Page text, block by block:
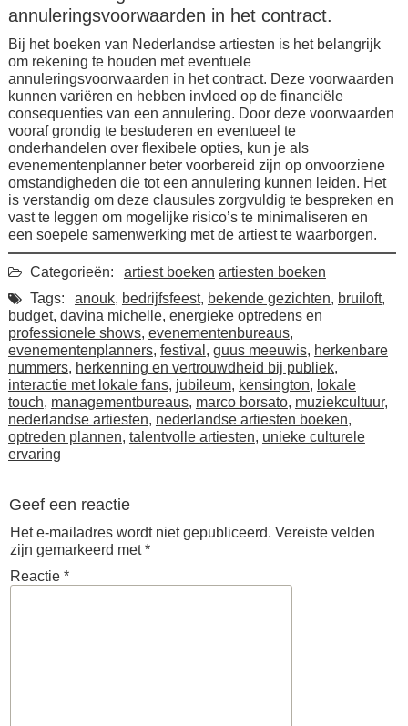
annuleringsvoorwaarden in het contract.
Bij het boeken van Nederlandse artiesten is het belangrijk
om rekening te houden met eventuele
annuleringsvoorwaarden in het contract. Deze voorwaarden
kunnen variëren en hebben invloed op de financiële
consequenties van een annulering. Door deze voorwaarden
vooraf grondig te bestuderen en eventueel te
onderhandelen over flexibele opties, kun je als
evenementenplanner beter voorbereid zijn op onvoorziene
omstandigheden die tot een annulering kunnen leiden. Het
is verstandig om deze clausules zorgvuldig te bespreken en
vast te leggen om mogelijke risico’s te minimaliseren en
een soepele samenwerking met de artiest te waarborgen.
Categorieën: artiest boeken artiesten boeken
Tags:
anouk, bedrijfsfeest, bekende gezichten, bruiloft,
budget, davina michelle, energieke optredens en
professionele shows, evenementenbureaus,
evenementenplanners, festival, guus meeuwis, herkenbare
nummers, herkenning en vertrouwdheid bij publiek,
interactie met lokale fans, jubileum, kensington, lokale
touch, managementbureaus, marco borsato, muziekcultuur,
nederlandse artiesten, nederlandse artiesten boeken,
optreden plannen, talentvolle artiesten, unieke culturele
ervaring
Geef een reactie
Het e-mailadres wordt niet gepubliceerd. Vereiste velden
zijn gemarkeerd met*
Reactie *